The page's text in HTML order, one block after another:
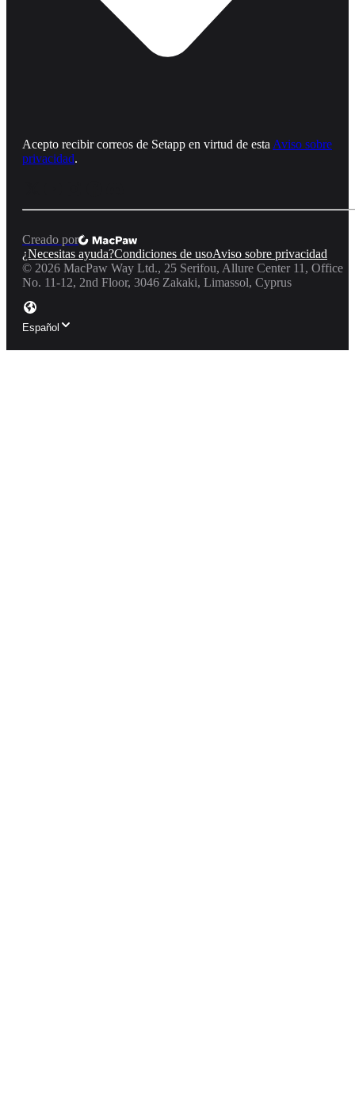
Acepto recibir correos de Setapp en virtud de esta Aviso sobre
privacidad.
Creado por
¿Necesitas ayuda?Condiciones de usoAviso sobre privacidad
© 2026 MacPaw Way Ltd., 25 Serifou, Allure Center 11, Office
No. 11-12, 2nd Floor, 3046 Zakaki, Limassol, Cyprus
Español